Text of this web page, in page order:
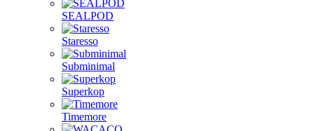
SEALPOD
Staresso
Subminimal
Superkop
Timemore